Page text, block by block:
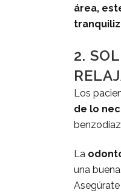
área,
2.
Los
de lo
La
una